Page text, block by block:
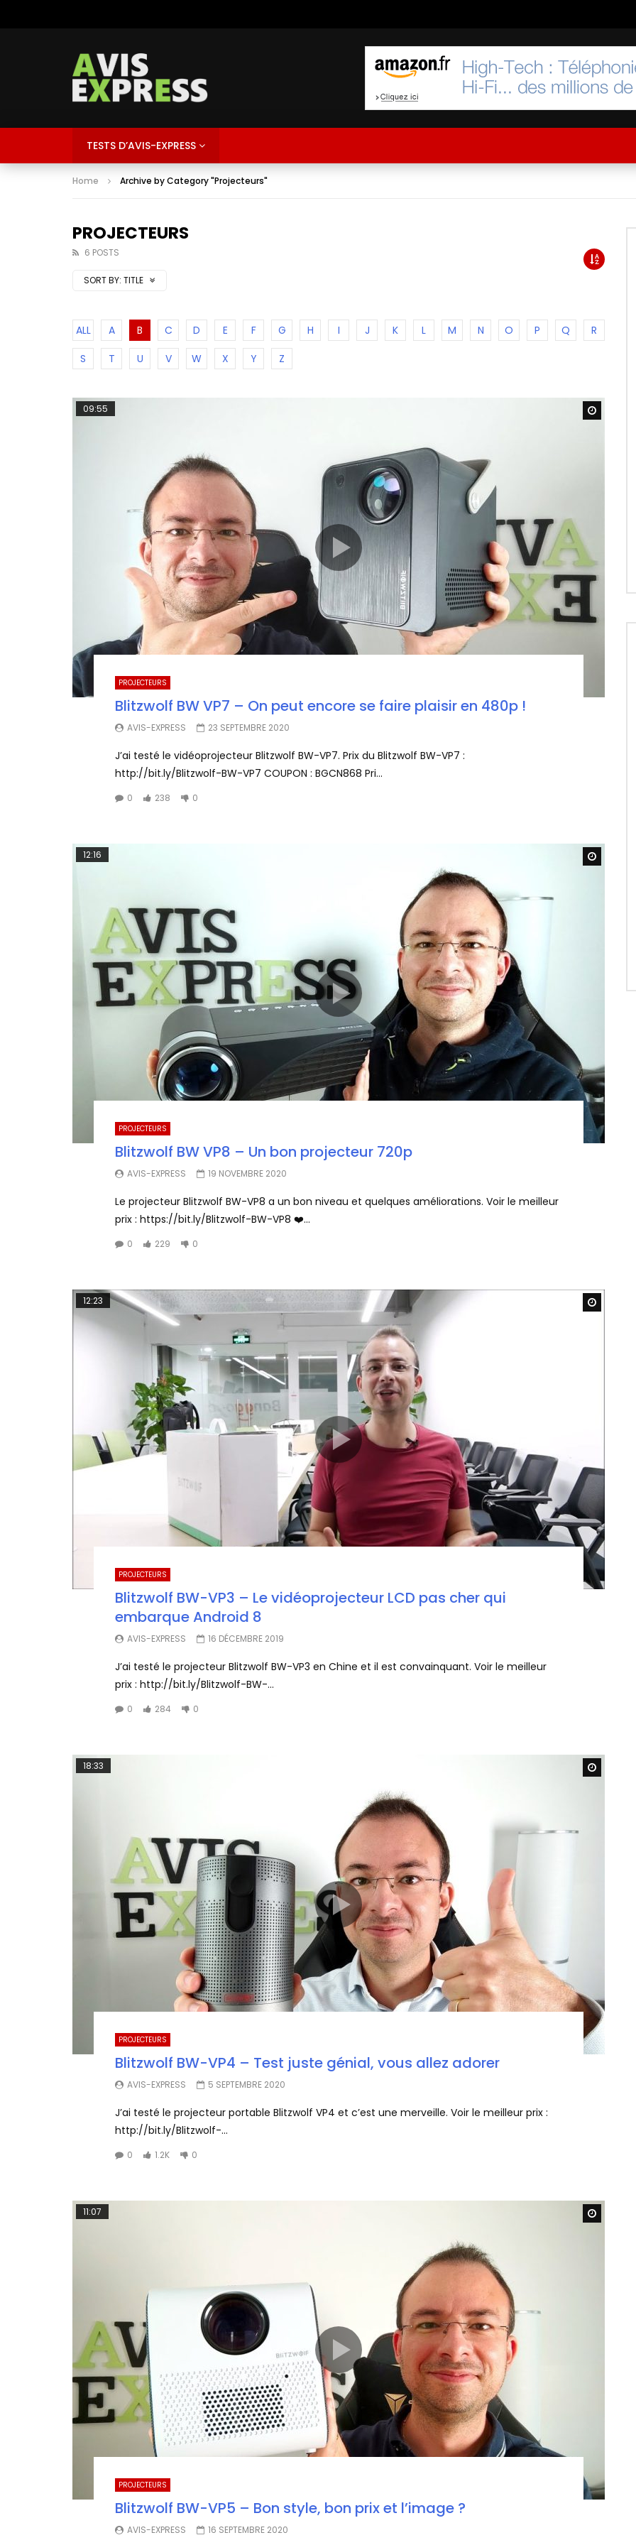
TESTS D’AVIS-EXPRESS
Home Archive by Category "Projecteurs"
PROJECTEURS
6 POSTS
SORT BY: TITLE
ALL A B C D E F G H I J K L M N O P Q
R
S
T U V W X Y Z
Watch
09:55
PROJECTEURS
Blitzwolf BW VP7 – On peut encore se faire plaisir en 480p !
AVIS-EXPRESS 23 SEPTEMBRE 2020
J’ai testé le vidéoprojecteur Blitzwolf BW-VP7. Prix du Blitzwolf BW-VP7 :
http://bit.ly/Blitzwolf-BW-VP7 COUPON : BGCN868 Pri...
0 238 0
Watch
12:16
PROJECTEURS
Blitzwolf BW VP8 – Un bon projecteur 720p
AVIS-EXPRESS 19 NOVEMBRE 2020
Le projecteur Blitzwolf BW-VP8 a un bon niveau et quelques améliorations. Voir le meilleur
prix : https://bit.ly/Blitzwolf-BW-VP8 ❤️...
0 229 0
12:23
PROJECTEURS
Blitzwolf BW-VP3 – Le vidéoprojecteur LCD pas cher qui
embarque Android 8
AVIS-EXPRESS 16 DÉCEMBRE 2019
J’ai testé le projecteur Blitzwolf BW-VP3 en Chine et il est convainquant. Voir le meilleur
prix : http://bit.ly/Blitzwolf-BW-...
0 284 0
18:33
PROJECTEURS
Blitzwolf BW-VP4 – Test juste génial, vous allez adorer
AVIS-EXPRESS 5 SEPTEMBRE 2020
J’ai testé le projecteur portable Blitzwolf VP4 et c’est une merveille. Voir le meilleur prix :
http://bit.ly/Blitzwolf-...
0 1.2K 0
11:07
PROJECTEURS
Blitzwolf BW-VP5 – Bon style, bon prix et l’image ?
AVIS-EXPRESS 16 SEPTEMBRE 2020